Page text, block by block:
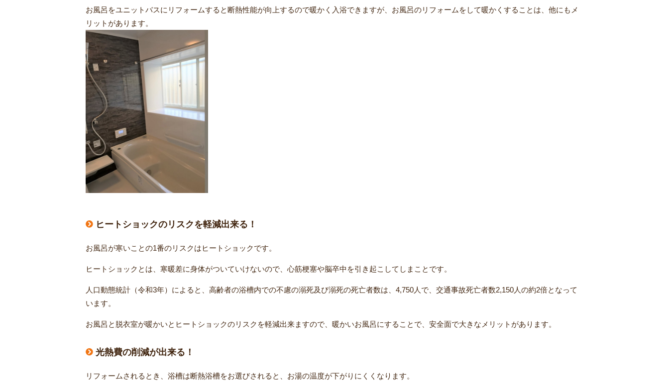
お風呂をユニットバスにリフォームすると断熱性能が向上するので暖かく入浴できますが、お風呂のリフォームをして暖かくすることは、他にもメ
リットがあります。
ヒートショックのリスクを軽減出来る！
お風呂が寒いことの1番のリスクはヒートショックです。
ヒートショックとは、寒暖差に身体がついていけないので、心筋梗塞や脳卒中を引き起こしてしまことです。
人口動態統計（令和3年）によると、高齢者の浴槽内での不慮の溺死及び溺死の死亡者数は、4,750人で、交通事故死亡者数2,150人の約2倍となって
います。
お風呂と脱衣室が暖かいとヒートショックのリスクを軽減出来ますので、暖かいお風呂にすることで、安全面で大きなメリットがあります。
光熱費の削減が出来る！
リフォームされるとき、浴槽は断熱浴槽をお選びされると、お湯の温度が下がりにくくなります。